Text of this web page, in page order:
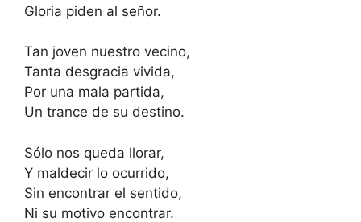
Gloria piden al señor.
Tan joven nuestro vecino,
Tanta desgracia vivida,
Por una mala partida,
Un trance de su destino.
Sólo nos queda llorar,
Y maldecir lo ocurrido,
Sin encontrar el sentido,
Ni su motivo encontrar.